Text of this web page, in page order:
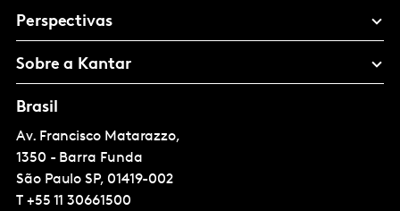
Perspectivas
Sobre a Kantar
Brasil
Av. Francisco Matarazzo,
1350 - Barra Funda
São Paulo SP, 01419-002
T +55 11 30661500